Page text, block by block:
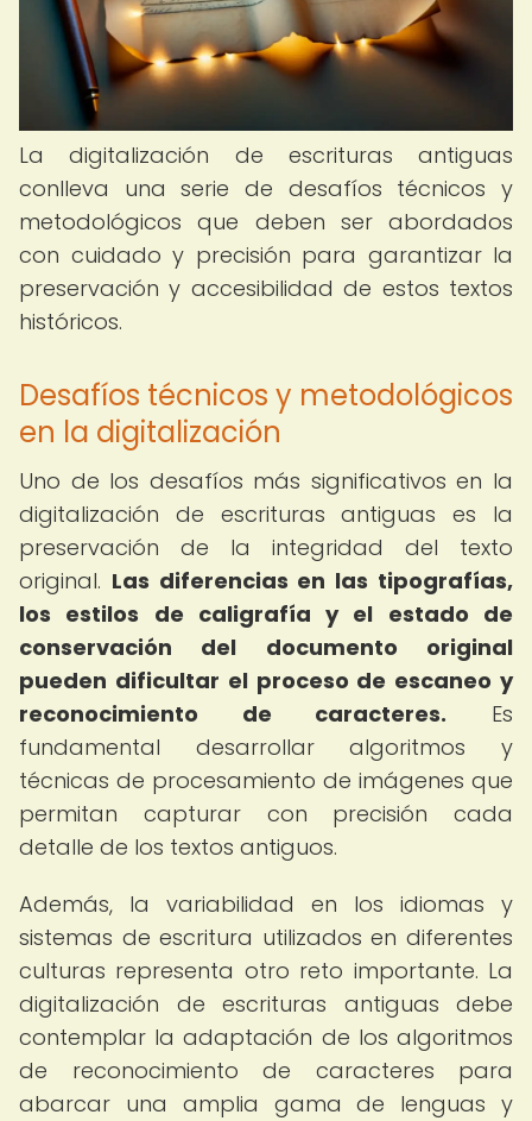
La digitalización de escrituras antiguas
conlleva una serie de desafíos técnicos y
metodológicos que deben ser abordados
con cuidado y precisión para garantizar la
preservación y accesibilidad de estos textos
históricos.
Desafíos técnicos y metodológicos
en la digitalización
Uno de los desafíos más significativos en la
digitalización de escrituras antiguas es la
preservación de la integridad del texto
original. Las diferencias en las tipografías,
los estilos de caligrafía y el estado de
conservación del documento original
pueden dificultar el proceso de escaneo y
reconocimiento de caracteres. Es
fundamental desarrollar algoritmos y
técnicas de procesamiento de imágenes que
permitan capturar con precisión cada
detalle de los textos antiguos.
Además, la variabilidad en los idiomas y
sistemas de escritura utilizados en diferentes
culturas representa otro reto importante. La
digitalización de escrituras antiguas debe
contemplar la adaptación de los algoritmos
de reconocimiento de caracteres para
abarcar una amplia gama de lenguas y